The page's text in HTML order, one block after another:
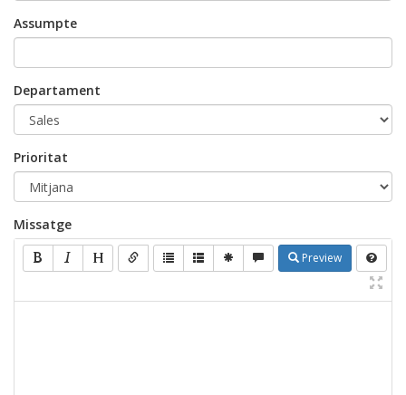
Assumpte
Departament
Prioritat
Missatge
Preview